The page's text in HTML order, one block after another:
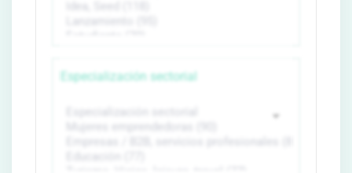
Especialización sectorial